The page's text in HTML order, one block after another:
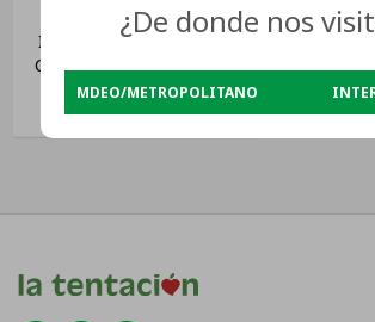
Impresora Multifunción A
Color Canon Pixma G3110
Con Wifi
USD250
¿De donde nos
MDEO/METROPOLITANO